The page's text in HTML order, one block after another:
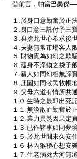
◎前言．帕當巴桑傑
１.於身口意勤奮於正
２.身口意三託付予三
３.棄捨此世心希求後
４.夫妻無常市場客人
５.財物實為如幻之欺
６.蘊身不淨物之袋子
７.親人如同幻相無諦
８.庄園如同牧民牧帳
９.父母六道有情所共
１０.生時之晨即出死
１１.無渙散而勤奮於
１２.業力異熟因果定
１３.已作諸事如同夢
１５.於此世間未久安
１６.林內猴猻心想安
１７.生老病死大河無